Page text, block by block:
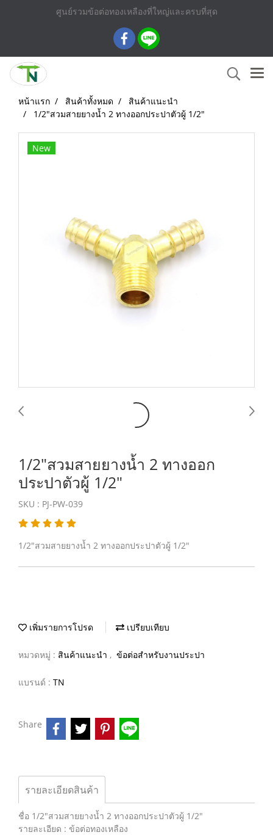
ศูนย์รวมข้อต่อทองเหลืองที่ใหญ่และครบที่สุด
หน้าแรก สินค้าทั้งหมด
สินค้าแนะนำ
1/2"สวมสายยางน้ำ 2 ทางออกประปาตัวผู้ 1/2"
New
1/2"สวมสายยางน้ำ 2 ทางออก
ประปาตัวผู้ 1/2"
SKU : PJ-PW-039
1/2"สวมสายยางน้ำ 2 ทางออกประปาตัวผู้ 1/2"
เพิ่มรายการโปรด เปรียบเทียบ
หมวดหมู่ : สินค้าแนะนำ , ข้อต่อสำหรับงานประปา
แบรนด์ : TN
Share
รายละเอียดสินค้า
ชื่อ 1/2"สวมสายยางน้ำ 2 ทางออกประปาตัวผู้ 1/2"
รายละเอียด : ข้อต่อทองเหลือง